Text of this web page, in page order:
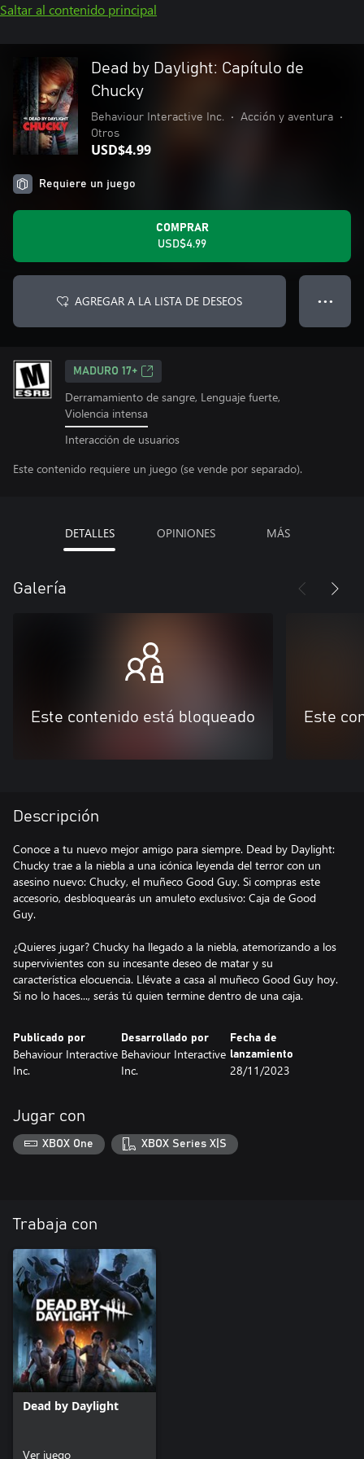
Saltar al contenido principal
Dead by Daylight: Capítulo de
Chucky
Behaviour Interactive Inc. • Acción y aventura
•
Otros
USD$4.99
Requiere un juego
COMPRAR
USD$4.99
AGREGAR A LA LISTA DE DESEOS ● ● ●
MADURO 17+
Derramamiento de sangre, Lenguaje fuerte,
Violencia intensa
Interacción de usuarios
Este contenido requiere un juego (se vende por separado).
DETALLES OPINIONES MÁS
Galería
Este contenido está bloqueado Este
Descripción
Conoce a tu nuevo mejor amigo para siempre. Dead by Daylight:
Chucky trae a la niebla a una icónica leyenda del terror con un
asesino nuevo: Chucky, el muñeco Good Guy. Si compras este
accesorio, desbloquearás un amuleto exclusivo: Caja de Good
Guy.
¿Quieres jugar? Chucky ha llegado a la niebla, atemorizando a los
supervivientes con su incesante deseo de matar y su
característica elocuencia. Llévate a casa al muñeco Good Guy hoy.
Si no lo haces..., serás tú quien termine dentro de una caja.
Publicado por
Behaviour Interactive
Inc.
Desarrollado por
Behaviour Interactive
Inc.
Fecha de
lanzamiento
28/11/2023
Jugar con
XBOX One XBOX Series X|S
Trabaja con
Dead by Daylight
Ver juego